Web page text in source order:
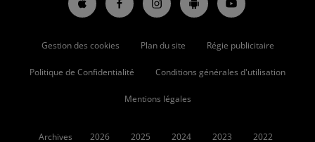
Gestion des cookies Plan du site Régie publicitaire
Politique de Confidentialité Conditions générales d'utilisation
Mentions légales
Archives 2026 2025 2024 2023 2022